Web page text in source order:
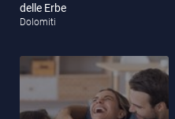
Per tutti gli amanti della
Prenotate il vostro hotel in Alto
incantevoli e deliziosi.
delle Erbe
Dolomiti